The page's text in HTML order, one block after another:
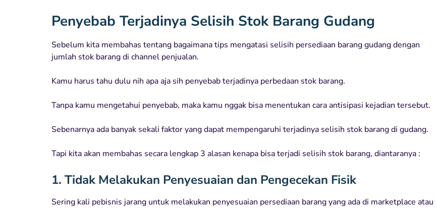
Penyebab Terjadinya Selisih Stok Barang Gudang
Sebelum kita membahas tentang bagaimana tips mengatasi selisih persediaan barang gudang dengan
jumlah stok barang di channel penjualan.
Kamu harus tahu dulu nih apa aja sih penyebab terjadinya perbedaan stok barang.
Tanpa kamu mengetahui penyebab, maka kamu nggak bisa menentukan cara antisipasi kejadian tersebut.
Sebenarnya ada banyak sekali faktor yang dapat mempengaruhi terjadinya selisih stok barang di gudang.
Tapi kita akan membahas secara lengkap 3 alasan kenapa bisa terjadi selisih stok barang, diantaranya :
1. Tidak Melakukan Penyesuaian dan Pengecekan Fisik
Sering kali pebisnis jarang untuk melakukan penyesuaian persediaan barang yang ada di marketplace atau